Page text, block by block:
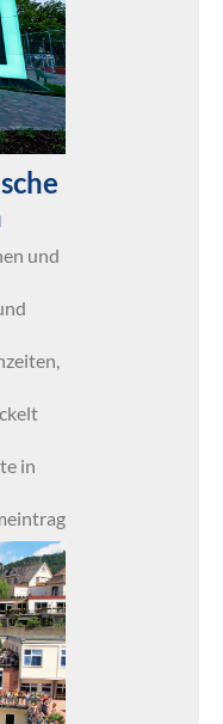
und
in